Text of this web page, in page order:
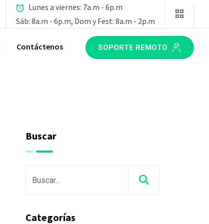
Lunes a viernes: 7a.m - 6p.m
Sáb: 8a.m - 6p.m, Dom y Fest: 8a.m - 2p.m
Contáctenos SOPORTE REMOTO
Buscar
Categorías